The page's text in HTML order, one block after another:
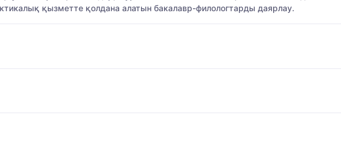
қызметте қолдана алатын бакалавр-филологтарды даярлау.